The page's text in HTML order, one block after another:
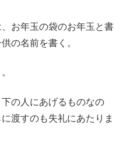
お年玉の袋のお年玉と書
の名前を書く。
の人にあげるものなの
渡すのも失礼にあたりま